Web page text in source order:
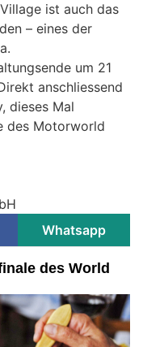
ist auch das
– eines der
um 21
anschliessend
dieses Mal
des Motorworld
Whatsapp
des World